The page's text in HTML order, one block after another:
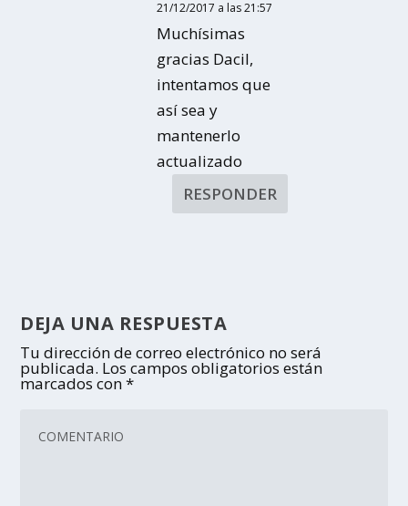
21/12/2017 a las 21:57
Muchísimas
gracias Dacil,
intentamos que
así sea y
mantenerlo
actualizado
RESPONDER
DEJA UNA RESPUESTA
Tu dirección de correo electrónico no será
publicada. Los campos obligatorios están
marcados con*